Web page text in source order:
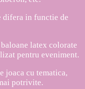
difera in functie de
latex colorate
pentru eveniment.
joaca cu tematica,
potrivite.